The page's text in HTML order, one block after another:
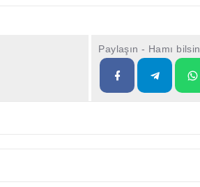
Paylaşın - Hamı bilsin